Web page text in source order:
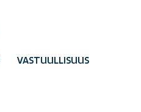
VASTUULLISUUS